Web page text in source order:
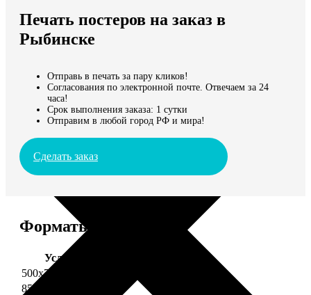
Мы доставляем по всему миру
Продолжить без города
Печать постеров на заказ в
Рыбинске
Отправь в печать за пару кликов!
Согласования по электронной почте. Отвечаем за 24
часа!
Срок выполнения заказа: 1 сутки
Отправим в любой город РФ и мира!
Сделать заказ
Форматы и цены
Услуга
500х700 глянец
850х600 глянец